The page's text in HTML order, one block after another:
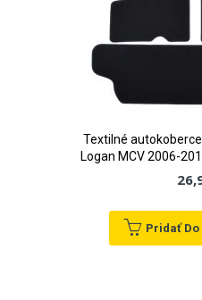
Textilné
Logan MCV 2006-
Pridať Do